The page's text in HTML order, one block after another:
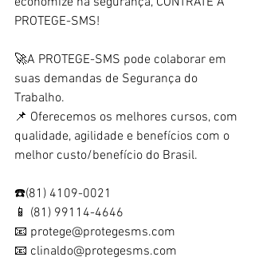
PROTEGE-SMS!
🚀A PROTEGE-SMS pode colaborar em
suas demandas de Segurança do
Trabalho.
📌 Oferecemos os melhores cursos, com
qualidade, agilidade e benefícios com o
melhor custo/benefício do Brasil.
☎️(81) 4109-0021
📱 (81) 99114-4646
📧 protege@protegesms.com
📧 clinaldo@protegesms.com